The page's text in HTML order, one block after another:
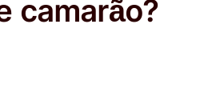
camarão?